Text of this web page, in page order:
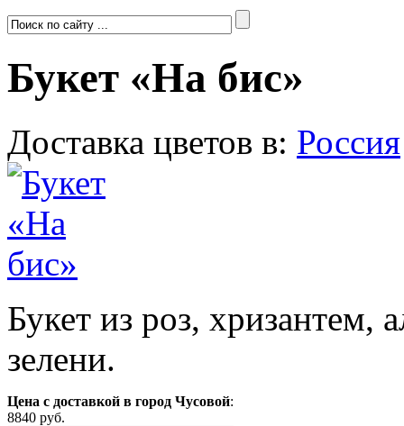
Букет «На бис»
Доставка цветов в: Россия
Букет из роз, хризантем,
зелени.
Цена с доставкой в город Чусовой:
8840 руб.